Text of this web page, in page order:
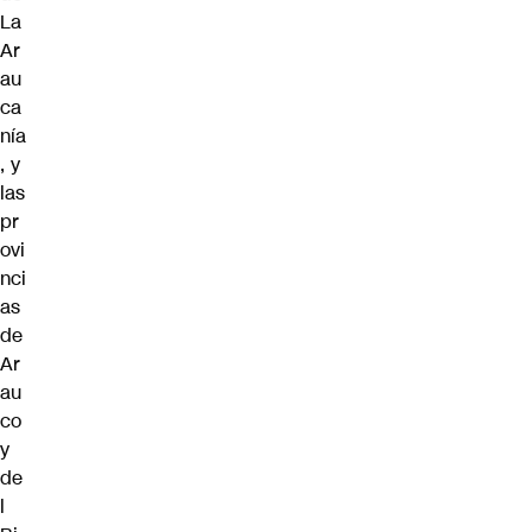
La
Ar
au
ca
nía
, y
las
pr
ovi
nci
as
de
Ar
au
co
y
de
l